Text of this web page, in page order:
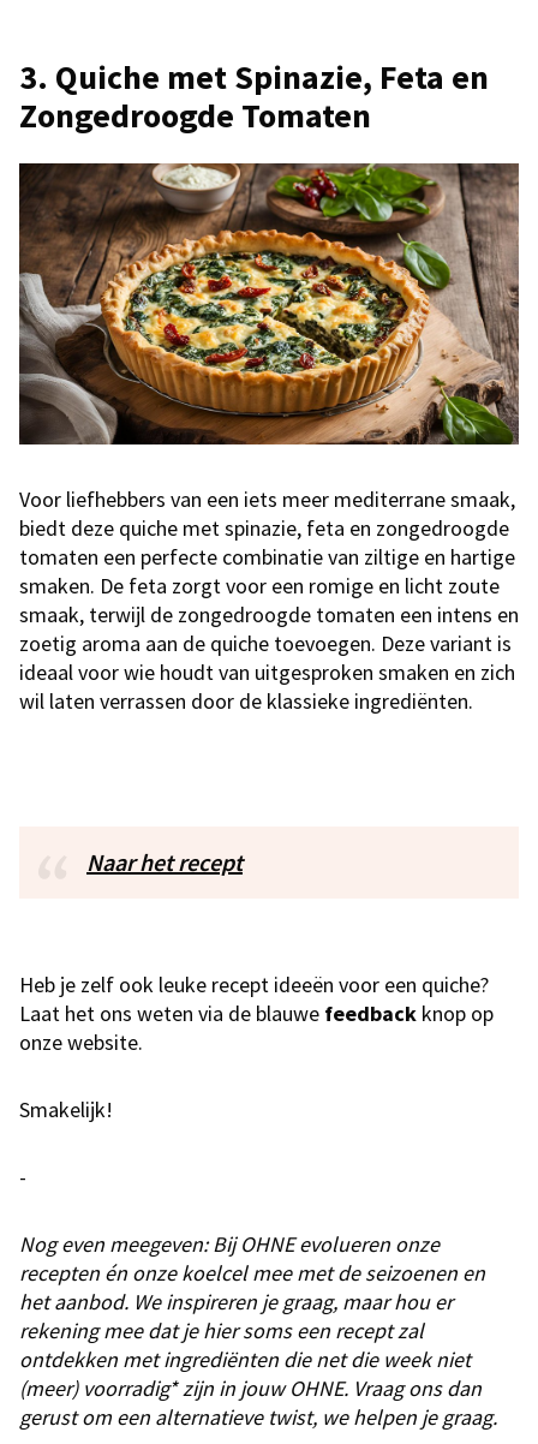
3. Quiche met Spinazie, Feta en
Zongedroogde Tomaten
Voor liefhebbers van een iets meer mediterrane smaak,
biedt deze quiche met spinazie, feta en zongedroogde
tomaten een perfecte combinatie van ziltige en hartige
smaken. De feta zorgt voor een romige en licht zoute
smaak, terwijl de zongedroogde tomaten een intens en
zoetig aroma aan de quiche toevoegen. Deze variant is
ideaal voor wie houdt van uitgesproken smaken en zich
wil laten verrassen door de klassieke ingrediënten.
Naar het recept
Heb je zelf ook leuke recept ideeën voor een quiche?
Laat het ons weten via de blauwe feedback knop op
onze website.
Smakelijk!
-
Nog even meegeven: Bij OHNE evolueren onze
recepten én onze koelcel mee met de seizoenen en
het aanbod. We inspireren je graag, maar hou er
rekening mee dat je hier soms een recept zal
ontdekken met ingrediënten die net die week niet
(meer) voorradig* zijn in jouw OHNE. Vraag ons dan
gerust om een alternatieve twist, we helpen je graag.